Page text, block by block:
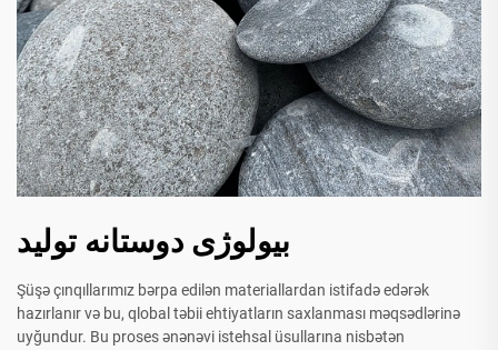
بیولوژی دوستانه تولید
Şüşə çınqıllarımız bərpa edilən materiallardan istifadə edərək
hazırlanır və bu, qlobal təbii ehtiyatların saxlanması məqsədlərinə
uyğundur. Bu proses ənənəvi istehsal üsullarına nisbətən